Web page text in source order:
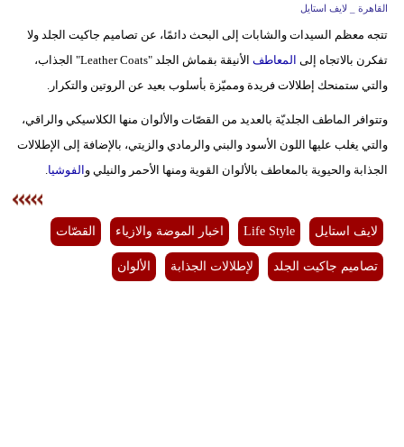
القاهرة _ لايف استايل
تتجه معظم السيدات والشابات إلى البحث دائمًا، عن تصاميم جاكيت الجلد ولا
تفكرن بالاتجاه إلى المعاطف
الأنيقة بقماش الجلد "Leather Coats" الجذاب،
والتي ستمنحك إطلالات فريدة ومميّزة بأسلوب بعيد عن الروتين والتكرار.
وتتوافر الماطف الجلديّة بالعديد من القصّات والألوان منها الكلاسيكي والراقي،
والتي يغلب عليها اللون الأسود والبني والرمادي والزيتي، بالإضافة إلى الإطلالات
الجذابة والحيوية بالمعاطف بالألوان القوية ومنها الأحمر والنيلي و الفوشيا.
لايف استايل Life Style اخبار الموضة والازياء القصّات
تصاميم جاكيت الجلد لإطلالات الجذابة الألوان